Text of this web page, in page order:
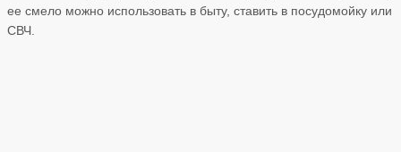
ее смело можно использовать в быту, ставить в посудомойку или
СВЧ.